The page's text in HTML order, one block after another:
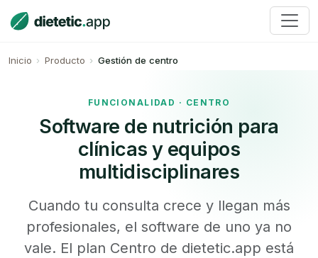
Inicio Producto Gestión de centro
FUNCIONALIDAD · CENTRO
Software de nutrición para
clínicas y equipos
multidisciplinares
Cuando tu consulta crece y llegan más
profesionales, el software de uno ya no
vale. El plan Centro de dietetic.app está